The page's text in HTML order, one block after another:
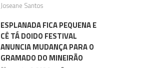
Joseane Santos
ESPLANADA FICA PEQUENA E
CÊ TÁ DOIDO FESTIVAL
ANUNCIA MUDANÇA PARA O
GRAMADO DO MINEIRÃO